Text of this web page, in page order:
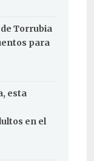
Torrubia
para
esta
en el